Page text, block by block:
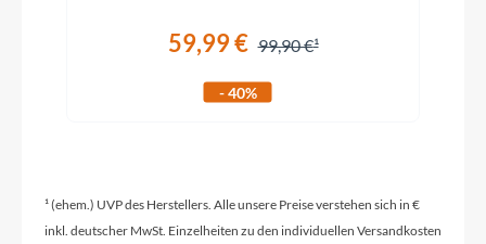
Schaltwerk
59,99 € 99,90 €
- 40%
¹ (ehem.) UVP des Herstellers. Alle unsere Preise verstehen sich in €
inkl. deutscher MwSt. Einzelheiten zu den individuellen Versandkosten